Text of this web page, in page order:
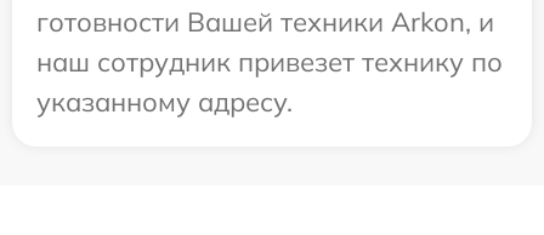
готовности Вашей техники Arkon, и
наш сотрудник привезет технику по
указанному адресу.